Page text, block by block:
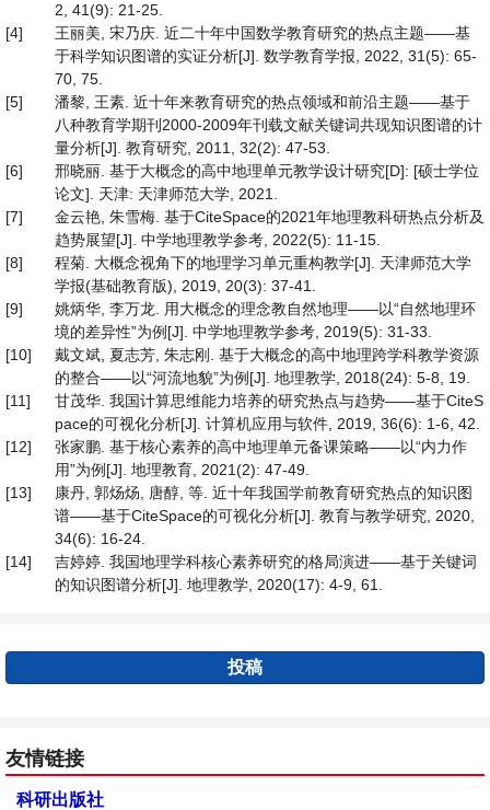
2, 41(9): 21-25.
[4]
王丽美, 宋乃庆. 近二十年中国数学教育研究的热点主题——基
于科学知识图谱的实证分析[J]. 数学教育学报, 2022, 31(5): 65-
70, 75.
[5]
潘黎, 王素. 近十年来教育研究的热点领域和前沿主题——基于
八种教育学期刊2000-2009年刊载文献关键词共现知识图谱的计
量分析[J]. 教育研究, 2011, 32(2): 47-53.
[6]
邢晓丽. 基于大概念的高中地理单元教学设计研究[D]: [硕士学位
论文]. 天津: 天津师范大学, 2021.
[7]
金云艳, 朱雪梅. 基于CiteSpace的2021年地理教科研热点分析及
趋势展望[J]. 中学地理教学参考, 2022(5): 11-15.
[8]
程菊. 大概念视角下的地理学习单元重构教学[J]. 天津师范大学
学报(基础教育版), 2019, 20(3): 37-41.
[9]
姚炳华, 李万龙. 用大概念的理念教自然地理——以“自然地理环
境的差异性”为例[J]. 中学地理教学参考, 2019(5): 31-33.
[10]
戴文斌, 夏志芳, 朱志刚. 基于大概念的高中地理跨学科教学资源
的整合——以“河流地貌”为例[J]. 地理教学, 2018(24): 5-8, 19.
[11]
甘茂华. 我国计算思维能力培养的研究热点与趋势——基于CiteS
pace的可视化分析[J]. 计算机应用与软件, 2019, 36(6): 1-6, 42.
[12]
张家鹏. 基于核心素养的高中地理单元备课策略——以“内力作
用”为例[J]. 地理教育, 2021(2): 47-49.
[13]
康丹, 郭炀炀, 唐醇, 等. 近十年我国学前教育研究热点的知识图
谱——基于CiteSpace的可视化分析[J]. 教育与教学研究, 2020,
34(6): 16-24.
[14]
吉婷婷. 我国地理学科核心素养研究的格局演进——基于关键词
的知识图谱分析[J]. 地理教学, 2020(17): 4-9, 61.
投稿
友情链接
科研出版社